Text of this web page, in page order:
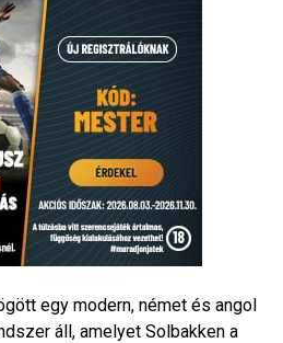
egy modern, német és angol
áll, amelyet Solbakken a